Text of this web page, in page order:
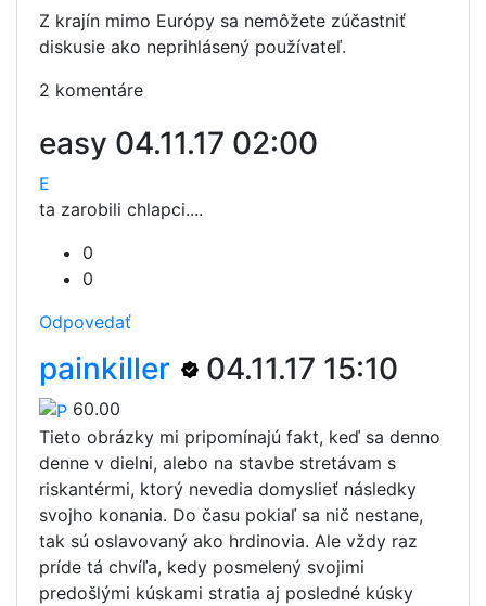
Z krajín mimo Európy sa nemôžete zúčastniť
diskusie ako neprihlásený používateľ.
2 komentáre
easy 04.11.17 02:00
E
ta zarobili chlapci....
0
0
Odpovedať
painkiller 04.11.17 15:10
60.00
Tieto obrázky mi pripomínajú fakt, keď sa denno
denne v dielni, alebo na stavbe stretávam s
riskantérmi, ktorý nevedia domyslieť následky
svojho konania. Do času pokiaľ sa nič nestane,
tak sú oslavovaný ako hrdinovia. Ale vždy raz
príde tá chvíľa, kedy posmelený svojimi
predošlými kúskami stratia aj posledné kúsky